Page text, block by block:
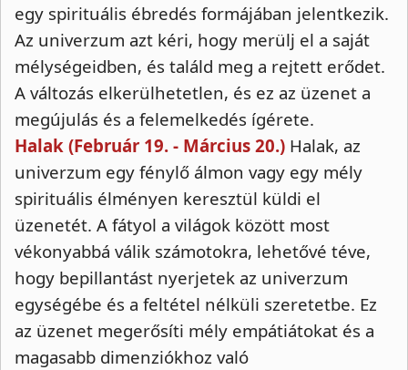
egy spirituális ébredés formájában jelentkezik.
Az univerzum azt kéri, hogy merülj el a saját
mélységeidben, és találd meg a rejtett erődet.
A változás elkerülhetetlen, és ez az üzenet a
megújulás és a felemelkedés ígérete.
Halak (Február 19. - Március 20.) Halak, az
univerzum egy fénylő álmon vagy egy mély
spirituális élményen keresztül küldi el
üzenetét. A fátyol a világok között most
vékonyabbá válik számotokra, lehetővé téve,
hogy bepillantást nyerjetek az univerzum
egységébe és a feltétel nélküli szeretetbe. Ez
az üzenet megerősíti mély empátiátokat és a
magasabb dimenziókhoz való